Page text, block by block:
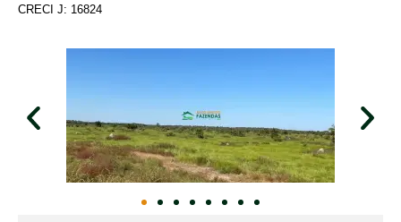
CRECI J: 16824